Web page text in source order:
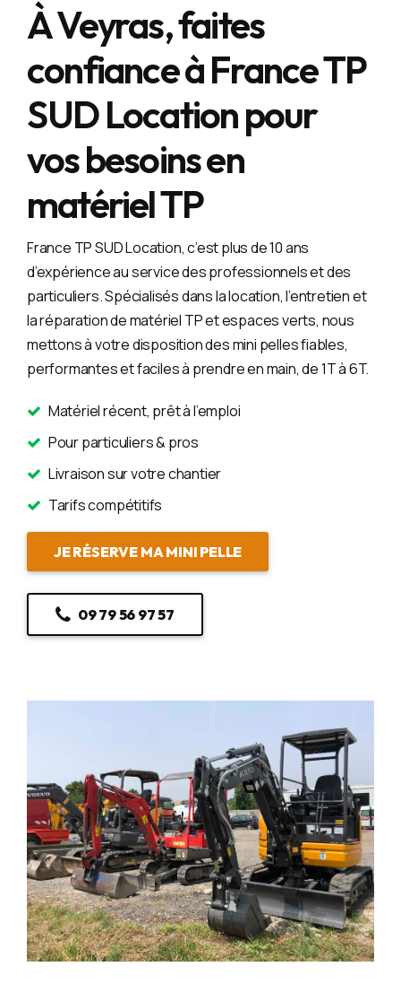
À Veyras, faites
confiance à France TP
SUD Location pour
vos besoins en
matériel TP
France TP SUD Location, c’est plus de 10 ans
d’expérience au service des professionnels et des
particuliers. Spécialisés dans la location, l’entretien et
la réparation de matériel TP et espaces verts, nous
mettons à votre disposition des mini pelles fiables,
performantes et faciles à prendre en main, de 1T à 6T.
Matériel récent, prêt à l’emploi
Pour particuliers & pros
Livraison sur votre chantier
Tarifs compétitifs
JE RÉSERVE MA MINI PELLE
09 79 56 97 57